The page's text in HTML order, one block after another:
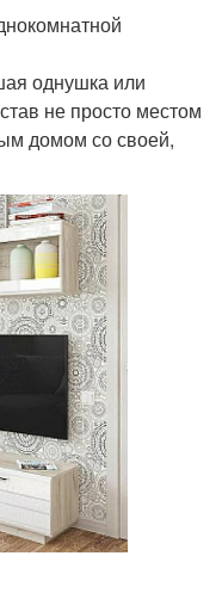
однушка или
не просто местом
домом со своей,